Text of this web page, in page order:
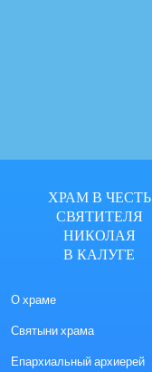
ХРАМ В ЧЕСТЬ
СВЯТИТЕЛЯ
НИКОЛАЯ
В КАЛУГЕ
О храме
Святыни храма
Епархиальный архиерей